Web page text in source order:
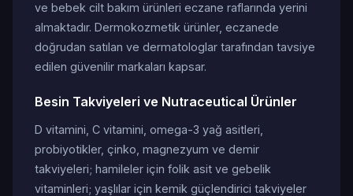
ve bebek cilt bakım ürünleri eczane raflarında yerini
almaktadır. Dermokozmetik ürünler, eczanede
doğrudan satılan ve dermatologlar tarafından tavsiye
edilen güvenilir markaları kapsar.
Besin Takviyeleri ve Nutraceutical Ürünler
D vitamini, C vitamini, omega-3 yağ asitleri,
probiyotikler, çinko, magnezyum ve demir
takviyeleri; hamileler için folik asit ve gebelik
vitaminleri; yaşlılar için kemik güçlendirici takviyeler